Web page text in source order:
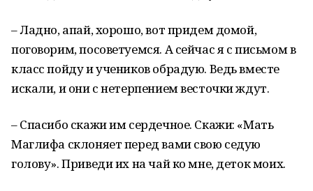
– Ладно, апай, хорошо, вот придем домой,
поговорим, посо­ветуемся. А сейчас я с письмом в
класс пойду и учеников обрадую. Ведь вместе
искали, и они с нетерпением весточки ждут.
– Спасибо скажи им сердечное. Скажи: «Мать
Маглифа склоняет перед вами свою седую
голову». Приведи их на чай ко мне, де­ток моих.